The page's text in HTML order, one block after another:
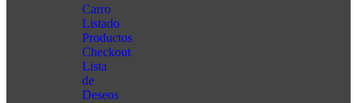
Carro
Listado
Productos
Checkout
Lista
de
Deseos